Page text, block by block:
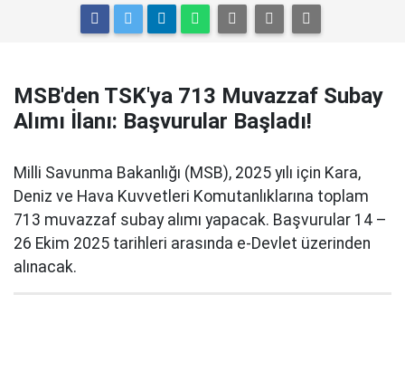
MSB'den TSK'ya 713 Muvazzaf Subay
Alımı İlanı: Başvurular Başladı!
Milli Savunma Bakanlığı (MSB), 2025 yılı için Kara,
Deniz ve Hava Kuvvetleri Komutanlıklarına toplam
713 muvazzaf subay alımı yapacak. Başvurular 14 –
26 Ekim 2025 tarihleri arasında e-Devlet üzerinden
alınacak.